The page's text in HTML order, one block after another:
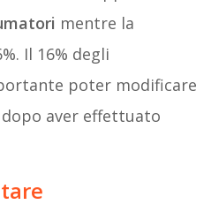
mentre la
Il 16% degli
poter modificare
dopo aver effettuato